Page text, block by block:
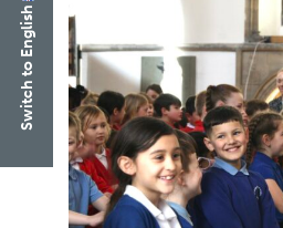
Switch to English